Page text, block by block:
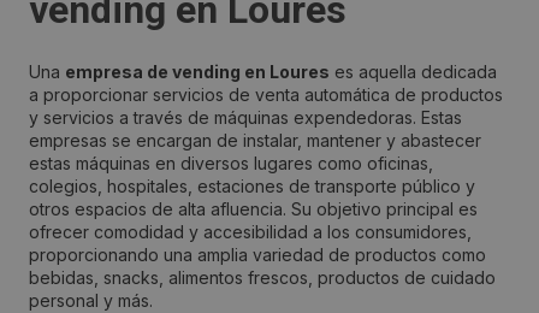
vending en Loures
Una empresa de vending en Loures es aquella dedicada
a proporcionar servicios de venta automática de productos
y servicios a través de máquinas expendedoras. Estas
empresas se encargan de instalar, mantener y abastecer
estas máquinas en diversos lugares como oficinas,
colegios, hospitales, estaciones de transporte público y
otros espacios de alta afluencia. Su objetivo principal es
ofrecer comodidad y accesibilidad a los consumidores,
proporcionando una amplia variedad de productos como
bebidas, snacks, alimentos frescos, productos de cuidado
personal y más.